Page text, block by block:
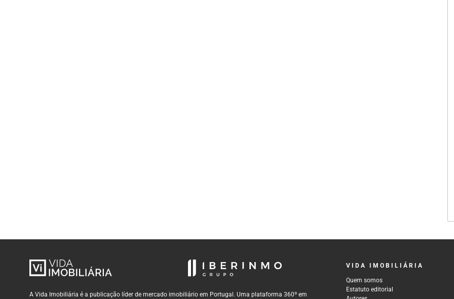
A Vida Imobiliária é a publicação líder de mercado imobiliário em Portugal. Uma plataforma 360º em
VIDA IMOBILIÁRIA
Quem somos
Estatuto editorial